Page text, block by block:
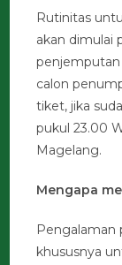
Rutinitas
akan dimulai
calon
tiket, jika
pukul 23.00
Magelang.
Mengapa
Pengalaman
khususnya